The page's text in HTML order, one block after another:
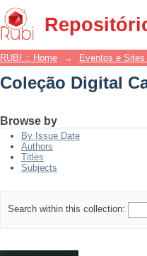
Coleção Digital
RUBI :: Home → Eventos e Sites
Coleção Digital
Browse by
By Issue Date
Authors
Titles
Subjects
Search within this collection: